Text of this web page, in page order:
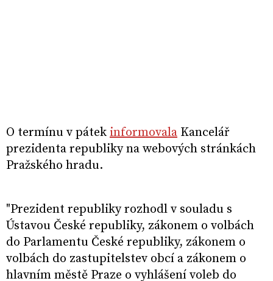
O termínu v pátek informovala Kancelář
prezidenta republiky na webových stránkách
Pražského hradu.
"Prezident republiky rozhodl v souladu s
Ústavou České republiky, zákonem o volbách
do Parlamentu České republiky, zákonem o
volbách do zastupitelstev obcí a zákonem o
hlavním městě Praze o vyhlášení voleb do